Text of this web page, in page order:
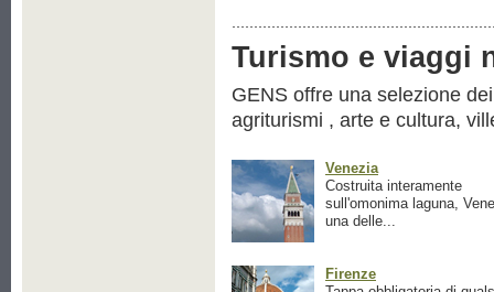
Turismo e viaggi
GENS offre una selezione
agriturismi , arte e cultura,
Venezia
Costruita interamente
sull'omonima laguna,
una delle...
Firenze